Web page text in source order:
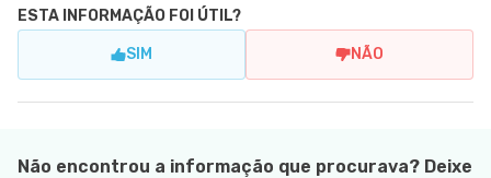
ESTA INFORMAÇÃO FOI ÚTIL?
SIM NÃO
Não encontrou a informação que procurava? Deixe